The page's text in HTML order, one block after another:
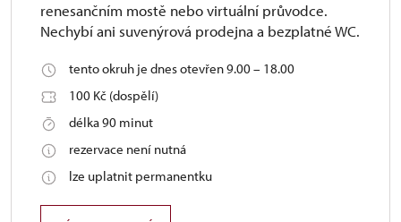
renesančním mostě nebo virtuální průvodce.
Nechybí ani suvenýrová prodejna a bezplatné WC.
tento okruh je dnes otevřen 9.00 – 18.00
100 Kč (dospělí)
délka 90 minut
rezervace není nutná
lze uplatnit permanentku